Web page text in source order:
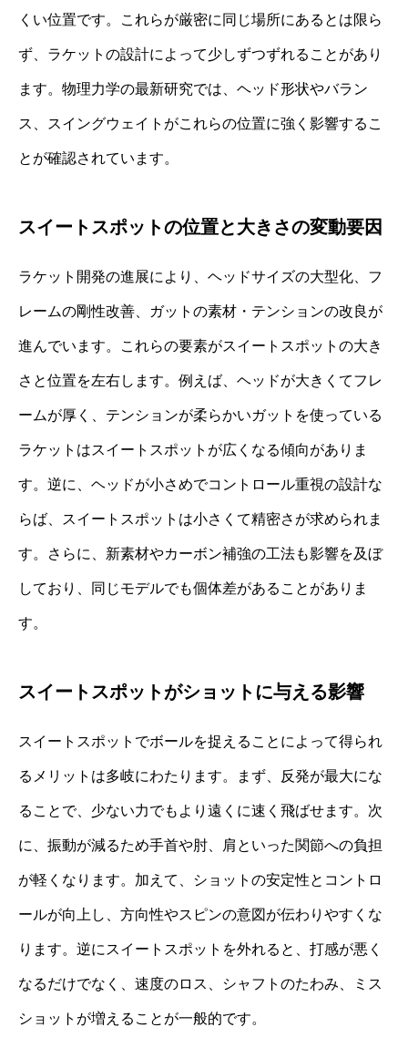
くい位置です。これらが厳密に同じ場所にあるとは限ら
ず、ラケットの設計によって少しずつずれることがあり
ます。物理力学の最新研究では、ヘッド形状やバラン
ス、スイングウェイトがこれらの位置に強く影響するこ
とが確認されています。
スイートスポットの位置と大きさの変動要因
ラケット開発の進展により、ヘッドサイズの大型化、フ
レームの剛性改善、ガットの素材・テンションの改良が
進んでいます。これらの要素がスイートスポットの大き
さと位置を左右します。例えば、ヘッドが大きくてフレ
ームが厚く、テンションが柔らかいガットを使っている
ラケットはスイートスポットが広くなる傾向がありま
す。逆に、ヘッドが小さめでコントロール重視の設計な
らば、スイートスポットは小さくて精密さが求められま
す。さらに、新素材やカーボン補強の工法も影響を及ぼ
しており、同じモデルでも個体差があることがありま
す。
スイートスポットがショットに与える影響
スイートスポットでボールを捉えることによって得られ
るメリットは多岐にわたります。まず、反発が最大にな
ることで、少ない力でもより遠くに速く飛ばせます。次
に、振動が減るため手首や肘、肩といった関節への負担
が軽くなります。加えて、ショットの安定性とコントロ
ールが向上し、方向性やスピンの意図が伝わりやすくな
ります。逆にスイートスポットを外れると、打感が悪く
なるだけでなく、速度のロス、シャフトのたわみ、ミス
ショットが増えることが一般的です。